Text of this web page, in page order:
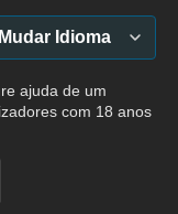
ajuda de um
com 18 anos
Mudar Idioma